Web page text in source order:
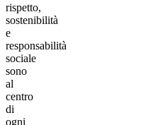
rispetto,
sostenibilità
e
responsabilità
sociale
sono
al
centro
di
ogni